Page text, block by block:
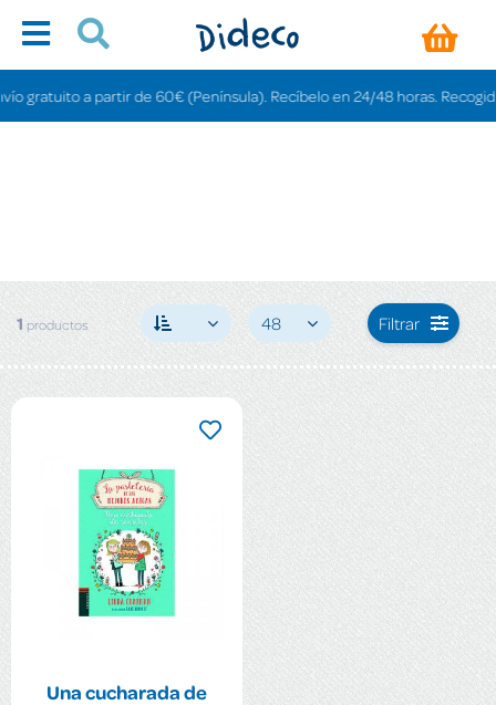
gratuito a partir de 60€ (Península). Recíbelo en 24/48 horas. Recogida
1 productos 48 Filtrar
Una cucharada de